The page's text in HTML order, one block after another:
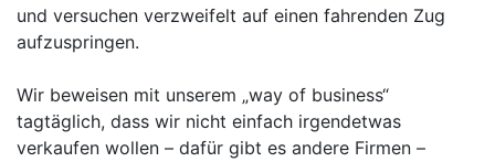
und versuchen verzweifelt auf einen fahrenden Zug
aufzuspringen.
Wir beweisen mit unserem „way of business“
tagtäglich, dass wir nicht einfach irgendetwas
verkaufen wollen – dafür gibt es andere Firmen –